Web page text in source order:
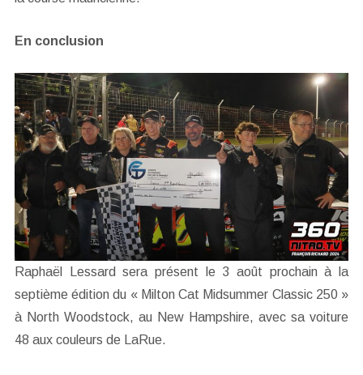
En conclusion
Raphaël Lessard sera présent le 3 août prochain à la
septième édition du « Milton Cat Midsummer Classic 250 »
à North Woodstock, au New Hampshire, avec sa voiture
48 aux couleurs de LaRue.